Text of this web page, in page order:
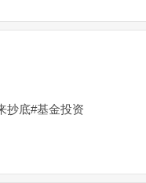
抄底#基金投资